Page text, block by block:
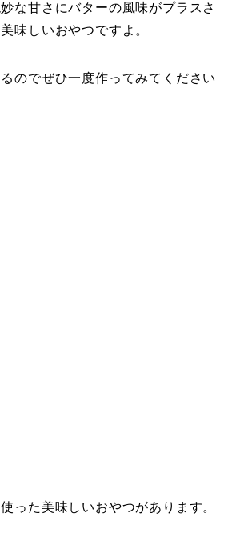
な甘さにバターの風味がプラスさ
味しいおやつですよ。
のでぜひ一度作ってみてください
った美味しいおやつがあります。